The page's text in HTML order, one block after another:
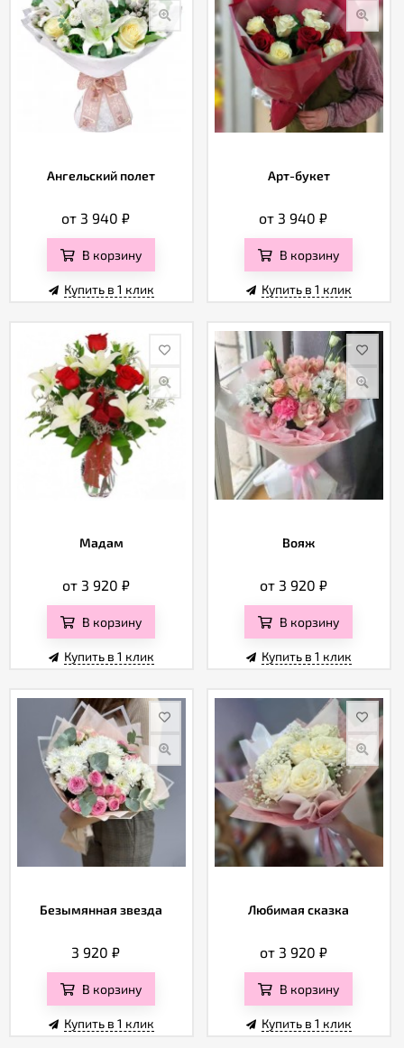
Ангельский полет
от 3 940₽
В корзину
Купить в 1 клик
Арт-букет
от 3 940₽
В корзину
Купить в 1 клик
Мадам
от 3 920 ₽
В корзину
Купить в 1 клик
Вояж
от 3 920 ₽
В корзину
Купить в 1 клик
Безымянная звезда
3 920₽
В корзину
Купить в 1 клик
Любимая сказка
от 3 920 ₽
В корзину
Купить в 1 клик